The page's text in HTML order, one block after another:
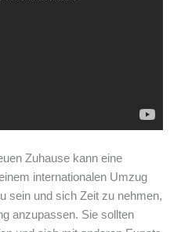
Zuhause kann eine
internationalen Umzug
sein und sich Zeit zu nehmen,
anzupassen. Sie sollten